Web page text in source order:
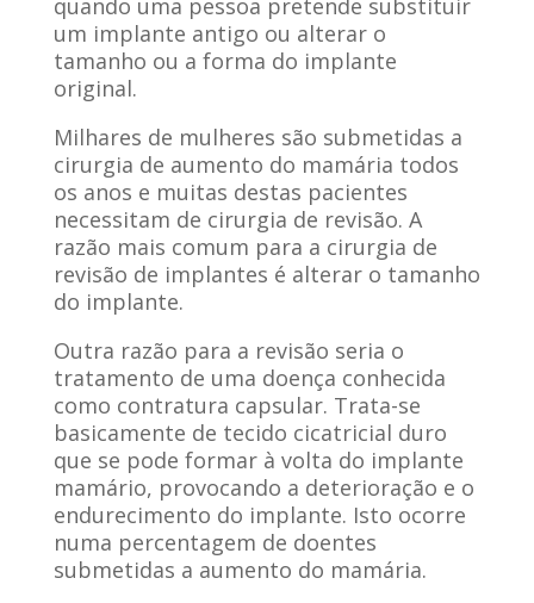
quando uma pessoa pretende substituir
um implante antigo ou alterar o
tamanho ou a forma do implante
original.
Milhares de mulheres são submetidas a
cirurgia de aumento do mamária todos
os anos e muitas destas pacientes
necessitam de cirurgia de revisão. A
razão mais comum para a cirurgia de
revisão de implantes é alterar o tamanho
do implante.
Outra razão para a revisão seria o
tratamento de uma doença conhecida
como contratura capsular. Trata-se
basicamente de tecido cicatricial duro
que se pode formar à volta do implante
mamário, provocando a deterioração e o
endurecimento do implante. Isto ocorre
numa percentagem de doentes
submetidas a aumento do mamária.